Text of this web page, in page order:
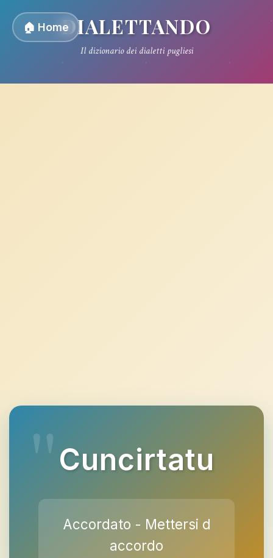
🏠 HomeDIALETTANDO
Il dizionario dei dialetti pugliesi
Cuncirtatu
Accordato - Mettersi d
accordo